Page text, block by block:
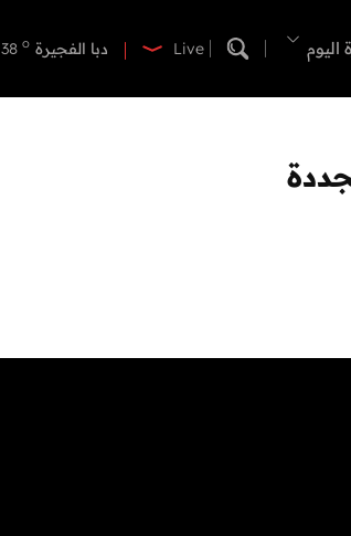
اليوم Live دبا الفجيرة 38 o